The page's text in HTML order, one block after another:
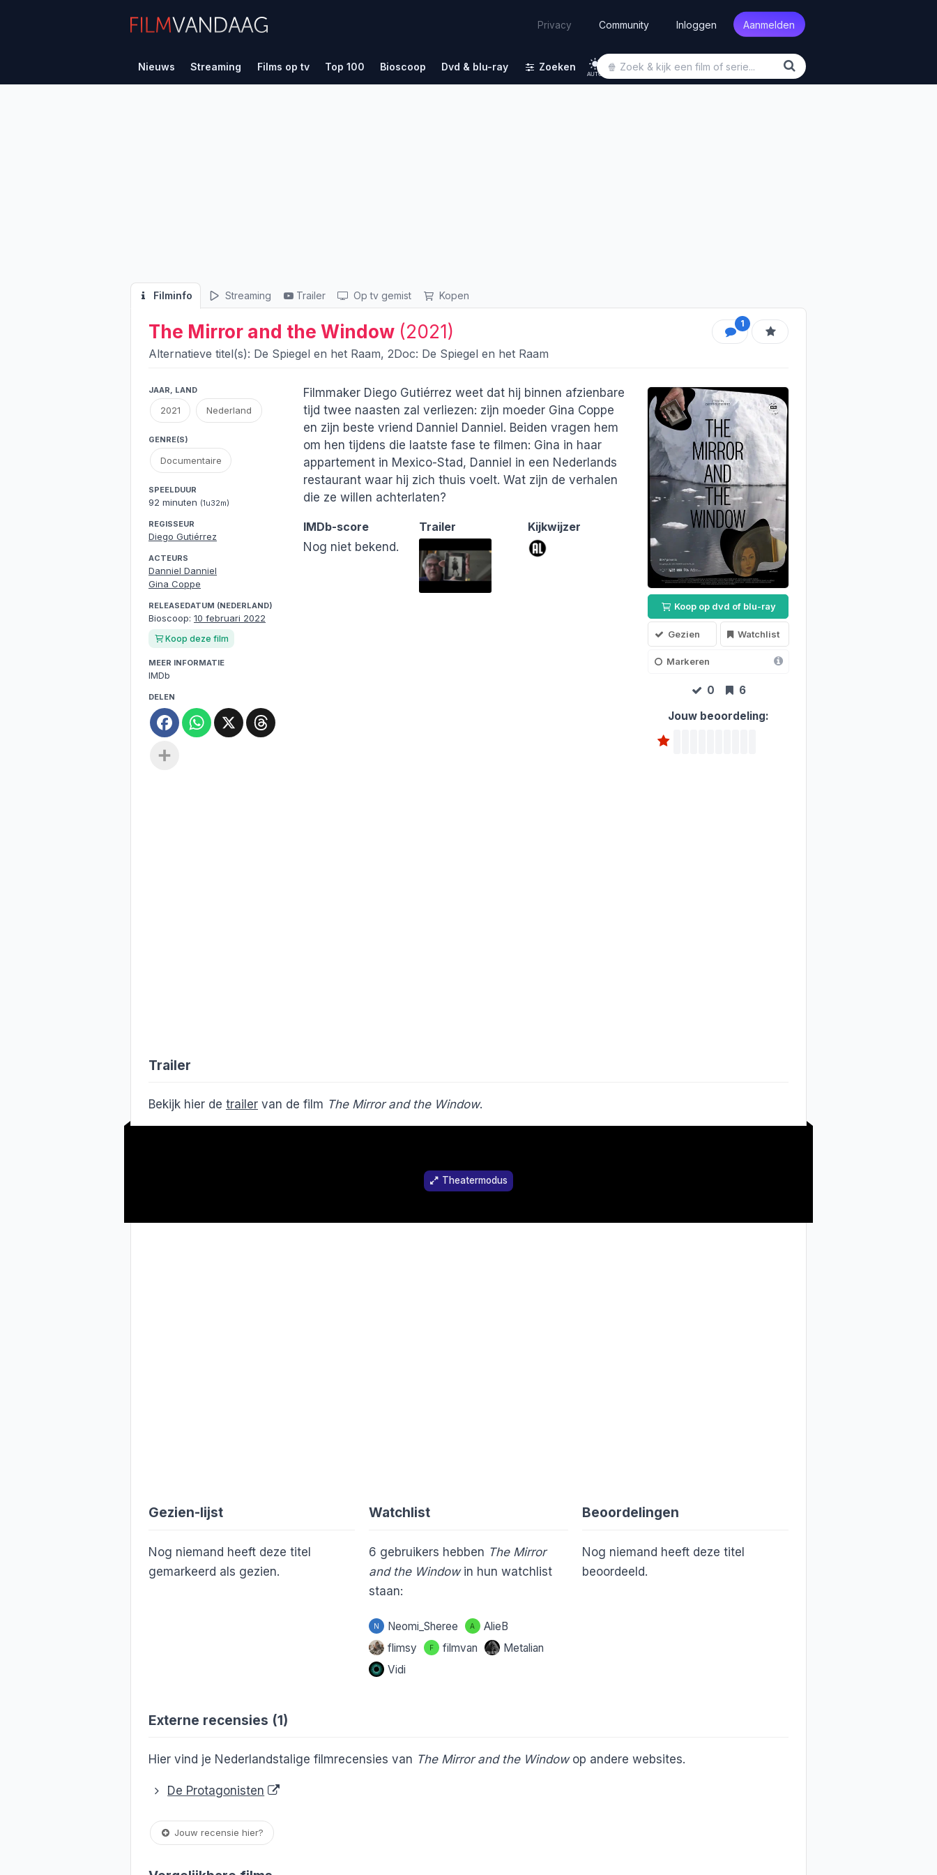
Privacy Community Inloggen Aanmelden
Nieuws Streaming Films op tv Top 100 Bioscoop Dvd & blu-ray Zoeken
AUTO
Filminfo Streaming Trailer Op tv gemist Kopen
1
The Mirror and the Window (2021)
Alternatieve titel(s): De Spiegel en het Raam, 2Doc: De Spiegel en het Raam
JAAR, LAND
2021 Nederland
GENRE(S)
Documentaire
SPEELDUUR
92 minuten (1u32m)
REGISSEUR
Diego Gutiérrez
ACTEURS
Danniel Danniel
Gina Coppe
RELEASEDATUM (NEDERLAND)
Bioscoop: 10 februari 2022
Koop deze film
MEER INFORMATIE
IMDb
DELEN
FacebookWhatsApp
X
Filmmaker Diego Gutiérrez weet dat hij binnen afzienbare
tijd twee naasten zal verliezen: zijn moeder Gina Coppe
en zijn beste vriend Danniel Danniel. Beiden vragen hem
om hen tijdens die laatste fase te filmen: Gina in haar
appartement in Mexico-Stad, Danniel in een Nederlands
restaurant waar hij zich thuis voelt. Wat zijn de verhalen
die ze willen achterlaten?
IMDb-score
Nog niet bekend.
Trailer Kijkwijzer
Koop op dvd of blu-ray
Gezien Watchlist
Markeren
0
6
Jouw beoordeling:
Trailer
Bekijk hier de trailer van de film The Mirror and the Window.
Theatermodus
Gezien-lijst
Nog niemand heeft deze titel
gemarkeerd als gezien.
Watchlist
6 gebruikers hebben The Mirror
and the Windowin hun watchlist
staan:
N Neomi_Sheree A
AlieB
flimsy
F filmvan
Metalian
Vidi
Beoordelingen
Nog niemand heeft deze titel
beoordeeld.
Externe recensies (1)
Hier vind je Nederlandstalige filmrecensies van The Mirror and the Windowop andere websites.
De Protagonisten
Jouw recensie hier?